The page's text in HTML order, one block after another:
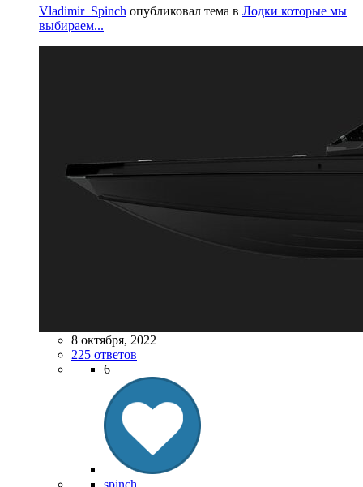
Vladimir_Spinch опубликовал тема в Лодки которые мы
выбираем...
8 октября, 2022
225 ответов
6
spinch